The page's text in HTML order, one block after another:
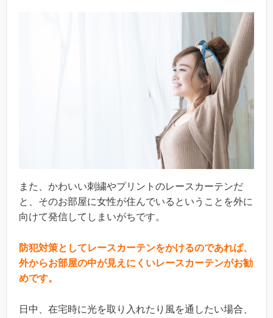
また、かわいい刺繍やプリントのレースカーテンだ
と、そのお部屋に女性が住んでいるということを外に
向けて発信してしまいがちです。
防犯対策としてレースカーテンをかけるのであれば、
外からお部屋の中が見えにくいレースカーテンがお勧
めです。
日中、在宅時に光を取り入れたり風を通したい場合、